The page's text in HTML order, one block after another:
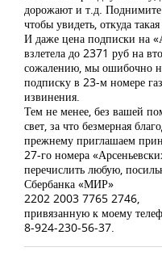
дорожают и т.д. Поднимите
чтобы увидеть, откуда
И даже цена подписки на
взлетела до 2371 руб на
сожалению, мы ошибочно
подписку в 23-м номере
извинения.
Тем не менее, без вашей
свет, за что безмерная
прежнему приглашаем
27-го номера
перечислить любую,
Сбербанка «МИР»
2202 2003 7765 2746,
привязанную к моему
8-924-230-56-37.